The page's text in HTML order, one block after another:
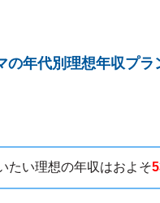
の年代別理想年収プラ
たい理想の年収はおよそ